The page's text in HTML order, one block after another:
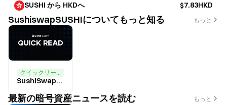
SUSHI から HKDへ $7.83HKD
SushiswapSUSHIについてもっと知る もっと
クイックリード
SushiSwap最新情報と2026年SUSHI価格予測：市場トレンドの徹底分析
最新の暗号資産ニュースを読む もっと